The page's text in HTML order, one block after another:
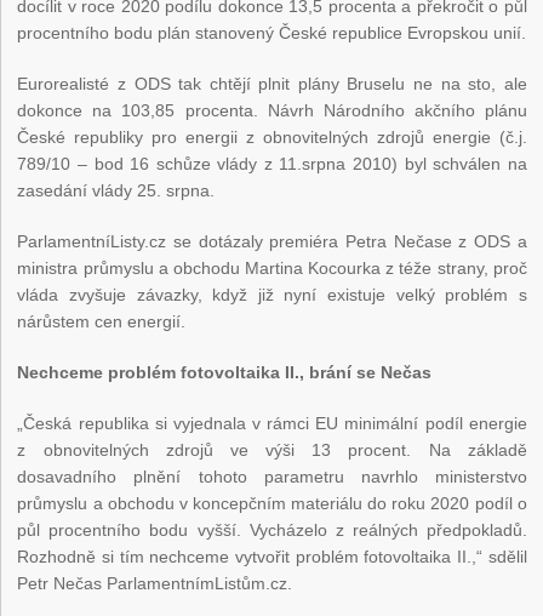
docílit v roce 2020 podílu dokonce 13,5 procenta a překročit o půl
procentního bodu plán stanovený České republice Evropskou unií.
Eurorealisté z ODS tak chtějí plnit plány Bruselu ne na sto, ale
dokonce na 103,85 procenta. Návrh Národního akčního plánu
České republiky pro energii z obnovitelných zdrojů energie (č.j.
789/10 – bod 16 schůze vlády z 11.srpna 2010) byl schválen na
zasedání vlády 25. srpna.
ParlamentníListy.cz se dotázaly premiéra Petra Nečase z ODS a
ministra průmyslu a obchodu Martina Kocourka z téže strany, proč
vláda zvyšuje závazky, když již nyní existuje velký problém s
nárůstem cen energií.
Nechceme problém fotovoltaika II., brání se Nečas
„Česká republika si vyjednala v rámci EU minimální podíl energie
z obnovitelných zdrojů ve výši 13 procent. Na základě
dosavadního plnění tohoto parametru navrhlo ministerstvo
průmyslu a obchodu v koncepčním materiálu do roku 2020 podíl o
půl procentního bodu vyšší. Vycházelo z reálných předpokladů.
Rozhodně si tím nechceme vytvořit problém fotovoltaika II.,“ sdělil
Petr Nečas ParlamentnímListům.cz.